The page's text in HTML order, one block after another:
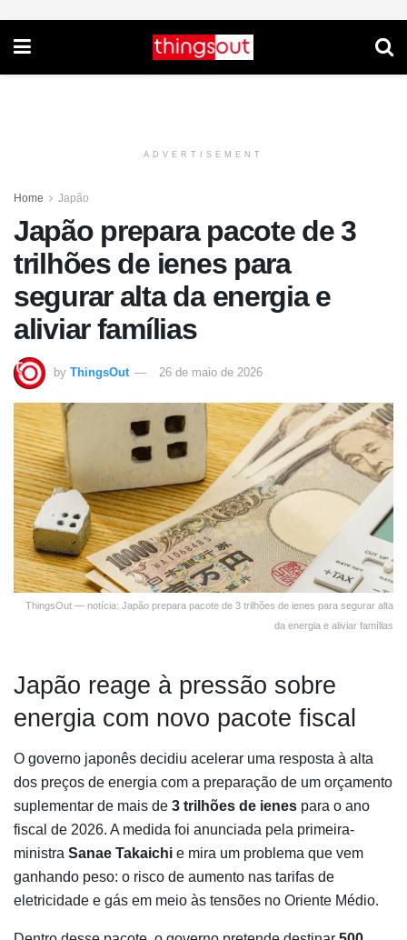
ADVERTISEMENT
Home Japão
Japão prepara pacote de 3
trilhões de ienes para
segurar alta da energia e
aliviar famílias
by ThingsOut 26 de maio de 2026
ThingsOut — notícia: Japão prepara pacote de 3 trilhões de ienes para segurar alta
da energia e aliviar famílias
Japão reage à pressão sobre
energia com novo pacote fiscal
O governo japonês decidiu acelerar uma resposta à alta
dos preços de energia com a preparação de um orçamento
suplementar de mais de 3 trilhões de ienes para o ano
fiscal de 2026. A medida foi anunciada pela primeira-
ministra Sanae Takaichi e mira um problema que vem
ganhando peso: o risco de aumento nas tarifas de
eletricidade e gás em meio às tensões no Oriente Médio.